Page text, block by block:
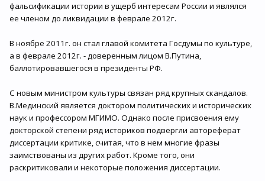
фальсификации истории в ущерб интересам России и являлся
ее членом до ликвидации в феврале 2012г.
В ноябре 2011г. он стал главой комитета Госдумы по культуре,
а в феврале 2012г. - доверенным лицом В.Путина,
баллотировавшегося в президенты РФ.
С новым министром культуры связан ряд крупных скандалов.
В.Мединский является доктором политических и исторических
наук и профессором МГИМО. Однако после присвоения ему
докторской степени ряд историков подвергли автореферат
диссертации критике, считая, что в нем многие фразы
заимствованы из других работ. Кроме того, они
раскритиковали и некоторые положения диссертации.